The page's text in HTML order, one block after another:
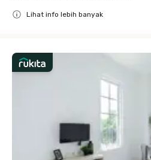
Lihat info lebih banyak